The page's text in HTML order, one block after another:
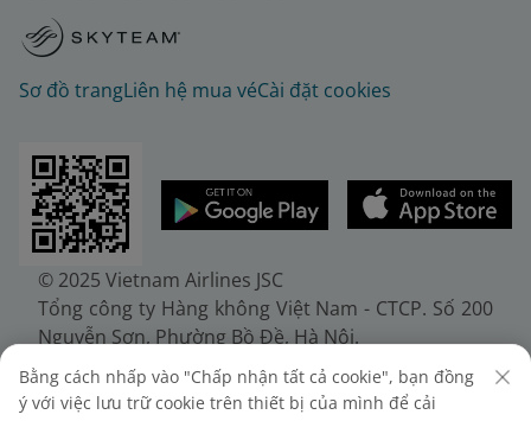
Sơ đồ trangLiên hệ mua véCài đặt cookies
© 2025 Vietnam Airlines JSC
Tổng công ty Hàng không Việt Nam - CTCP. Số 200
Nguyễn Sơn, Phường Bồ Đề, Hà Nội.
Điện thoại: (+84-24) 38272289. Fax: (+84-24)
38722375
Bằng cách nhấp vào "Chấp nhận tất cả cookie", bạn đồng
ý với việc lưu trữ cookie trên thiết bị của mình để cải